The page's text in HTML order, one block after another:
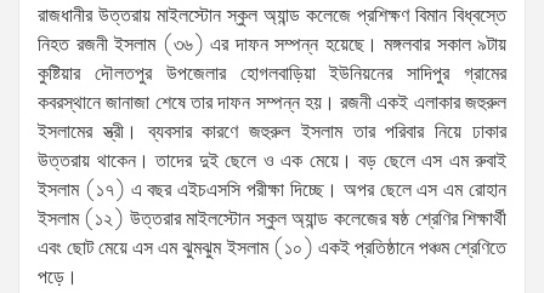
রাজধানীর উত্তরায় মাইলস্টোন স্কুল অ্যান্ড কলেজে প্রশিক্ষণ বিমান বিধ্বস্তে
নিহত রজনী ইসলাম (৩৬) এর দাফন সম্পন্ন হয়েছে। মঙ্গলবার সকাল ৯টায়
কুষ্টিয়ার দৌলতপুর উপজেলার হোগলবাড়িয়া ইউনিয়নের সাদিপুর গ্রামের
কবরস্থানে জানাজা শেষে তার দাফন সম্পন্ন হয়। রজনী একই এলাকার জহুরুল
ইসলামের স্ত্রী। ব্যবসার কারণে জহুরুল ইসলাম তার পরিবার নিয়ে ঢাকার
উত্তরায় থাকেন। তাদের দুই ছেলে ও এক মেয়ে। বড় ছেলে এস এম রুবাই
ইসলাম (১৭) এ বছর এইচএসসি পরীক্ষা দিচ্ছে। অপর ছেলে এস এম রোহান
ইসলাম (১২) উত্তরার মাইলস্টোন স্কুল অ্যান্ড কলেজের ষষ্ঠ শ্রেণির শিক্ষার্থী
এবং ছোট মেয়ে এস এম ঝুমঝুম ইসলাম (১০) একই প্রতিষ্ঠানে পঞ্চম শ্রেণিতে
পড়ে।